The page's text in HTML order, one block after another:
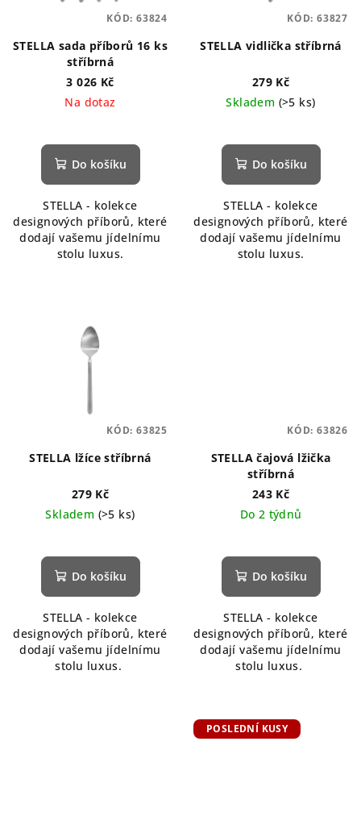
STELLA sada příborů 16 ks
stříbrná
3 026 Kč
Na dotaz
Do košíku
STELLA - kolekce
designových příborů, které
dodají vašemu jídelnímu
stolu luxus.
KÓD: 63824
STELLA vidlička stříbrná
279 Kč
Skladem (>5 ks)
Do košíku
STELLA - kolekce
designových příborů, které
dodají vašemu jídelnímu
stolu luxus.
KÓD: 63827
STELLA lžíce stříbrná
279 Kč
Skladem (>5 ks)
Do košíku
STELLA - kolekce
designových příborů, které
dodají vašemu jídelnímu
stolu luxus.
KÓD: 63825
STELLA čajová lžička
stříbrná
243 Kč
Do 2 týdnů
Do košíku
STELLA - kolekce
designových příborů, které
dodají vašemu jídelnímu
stolu luxus.
KÓD: 63826
POSLEDNÍ KUSY